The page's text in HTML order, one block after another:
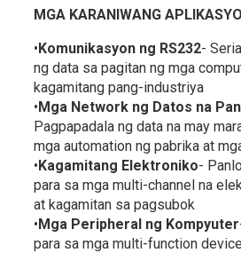
MGA KARANIWANG
•Komunikasyon ng RS232-
ng data sa pagitan ng mga
kagamitang pang-industriya
•Mga Network ng Datos na
Pagpapadala ng data na may
mga automation ng pabrika at
•Kagamitang Elektroniko-
para sa mga multi-channel na
at kagamitan sa pagsubok
•Mga Peripheral ng Kompyuter
para sa mga multi-function